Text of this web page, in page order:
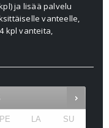
ja lisää palvelu
vanteelle,
kpl vanteita,
PE LA SU